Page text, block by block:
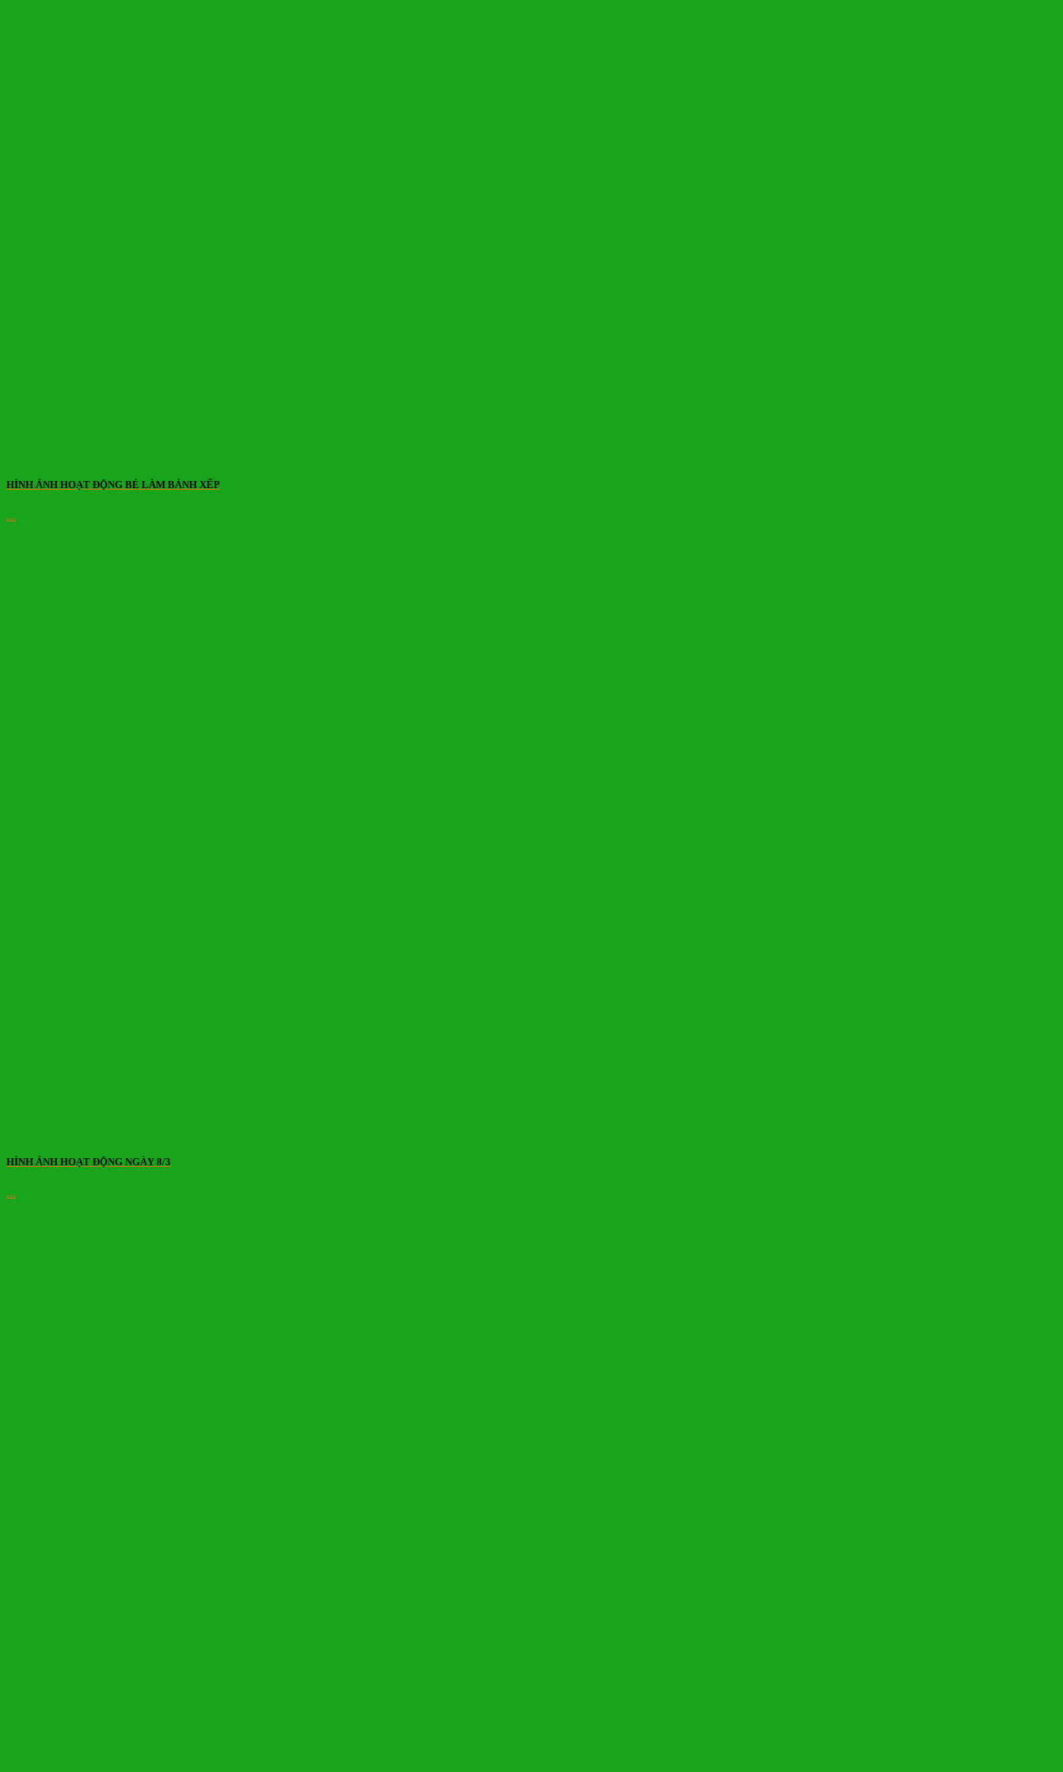
HÌNH ẢNH HOẠT ĐỘNG BÉ LÀM BÁNH XẾP
...
HÌNH ẢNH HOẠT ĐỘNG NGÀY 8/3
...